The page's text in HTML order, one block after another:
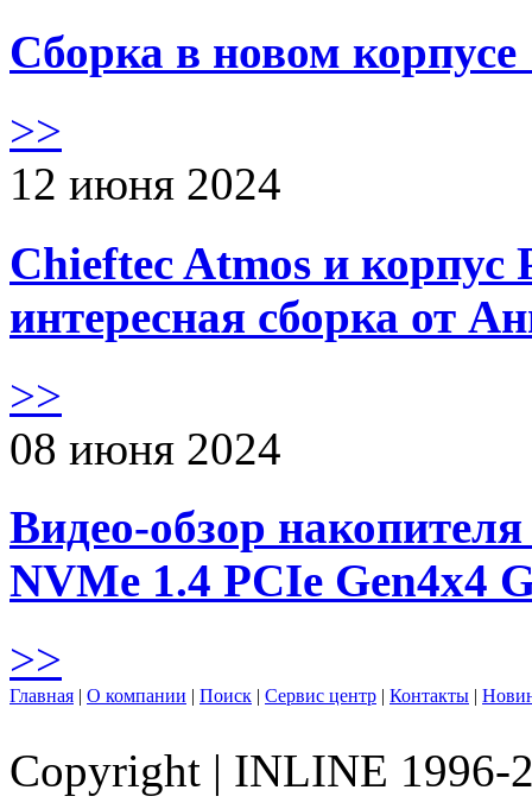
Сборка в новом
>>
12 июня 2024
Chieftec Atmos и корпус
интересная сборка от
>>
08 июня 2024
Видео-обзор
NVMe 1.4 PCIe Gen4х4
>>
Главная | О компании | Поиск | Сервис центр | Контакты |
Copyright | INLINE 1996-